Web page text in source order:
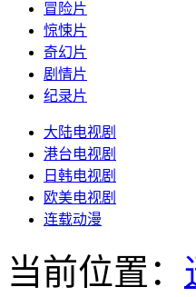
冒险片
惊悚片
奇幻片
剧情片
纪录片
大陆电视剧
港台电视剧
日韩电视剧
欧美电视剧
连载动漫
当前位置：